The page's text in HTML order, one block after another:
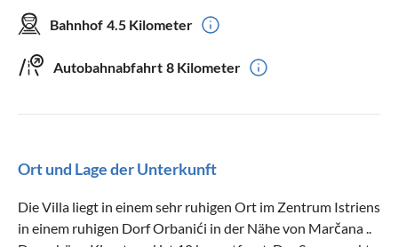
Bahnhof 4.5 Kilometer
Autobahnabfahrt 8 Kilometer
Ort und Lage der Unterkunft
Die Villa liegt in einem sehr ruhigen Ort im Zentrum Istriens
in einem ruhigen Dorf Orbanići in der Nähe von Marčana ..